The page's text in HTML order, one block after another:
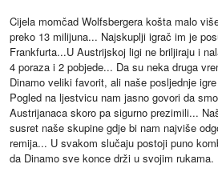
Cijela momčad Wolfsbergera košta malo
preko 13 milijuna... Najskuplji igrač im je
Frankfurta...U Austrijskoj ligi ne briljiraju i
4 poraza i 2 pobjede... Da su neka druga
Dinamo veliki favorit, ali naše posljednje
Pogled na ljestvicu nam jasno govori da
Austrijanaca skoro pa sigurno prezimili...
susret naše skupine gdje bi nam najviše
remija... U svakom slučaju postoji puno
da Dinamo sve konce drži u svojim rukama.